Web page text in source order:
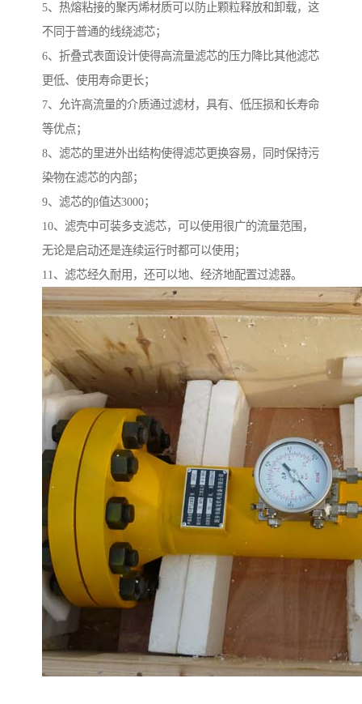
5、热熔粘接的聚丙烯材质可以防止颗粒释放和卸载，这
不同于普通的线绕滤芯；
6、折叠式表面设计使得高流量滤芯的压力降比其他滤芯
更低、使用寿命更长；
7、允许高流量的介质通过滤材，具有、低压损和长寿命
等优点；
8、滤芯的里进外出结构使得滤芯更换容易，同时保持污
染物在滤芯的内部；
9、滤芯的β值达3000；
10、滤壳中可装多支滤芯，可以使用很广的流量范围，
无论是启动还是连续运行时都可以使用；
11、滤芯经久耐用，还可以地、经济地配置过滤器。